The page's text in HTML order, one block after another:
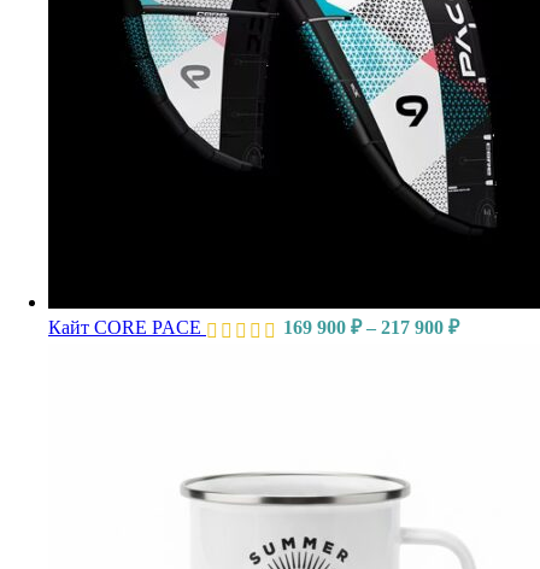
Кайт CORE PACE 169 900 ₽ – 217 900 ₽